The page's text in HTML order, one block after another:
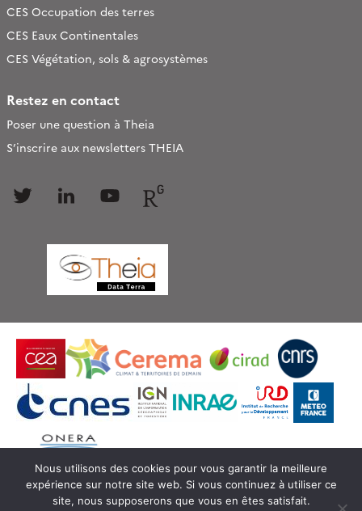
CES Occupation des terres
CES Eaux Continentales
CES Végétation, sols & agrosystèmes
Restez en contact
Poser une question à Theia
S’inscrire aux newsletters THEIA
Follow Follow
© Copyright Theia -SEDOO (Service de Données
Nous utilisons des cookies pour vous garantir la meilleure
expérience sur notre site web. Si vous continuez à utiliser ce
site, nous supposerons que vous en êtes satisfait.